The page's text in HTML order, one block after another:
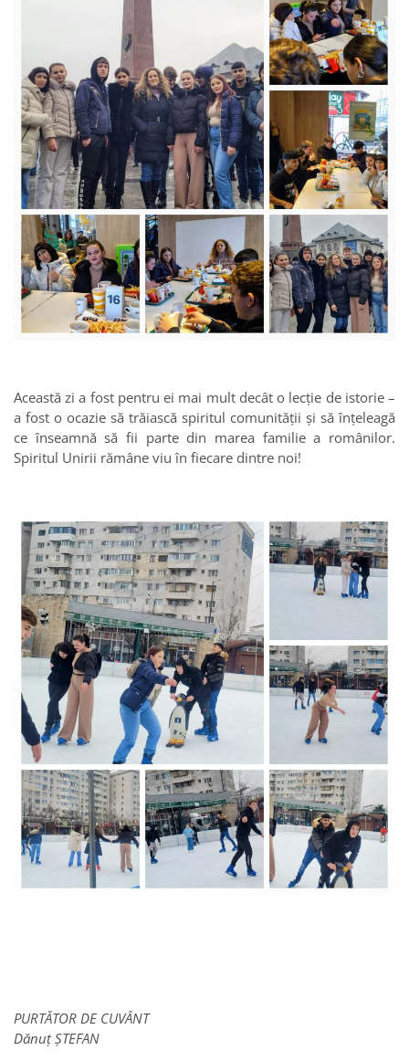
Această zi a fost pentru ei mai mult decât o lecție de istorie –
a fost o ocazie să trăiască spiritul comunității și să înțeleagă
ce înseamnă să fii parte din marea familie a românilor.
Spiritul Unirii rămâne viu în fiecare dintre noi!
PURTĂTOR DE CUVÂNT
Dănuț ȘTEFAN